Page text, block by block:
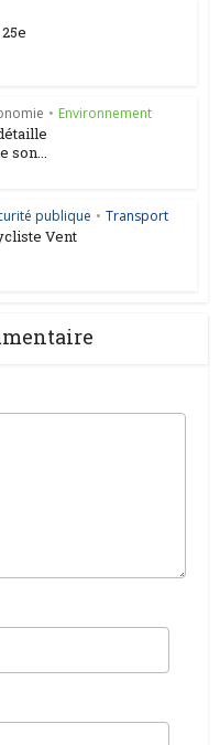
• Environnement
son...
publique • Transport
Vent